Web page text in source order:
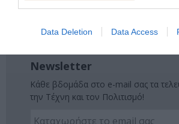
Data Deletion Data Access
ΘΕΑΤΡΙΚΕΣ ΠΑΡΑΣΤΑΣΕΙΣ 2025 – 2026
ΦΕΣΤΙΒΑΛ ΑΘΗΝΩΝ ΚΑΙ ΕΠΙΔΑΥΡΟΥ
Newsletter
Κάθε βδομάδα στο e-mail σας τα
την Τέχνη και τον Πολιτισμό!